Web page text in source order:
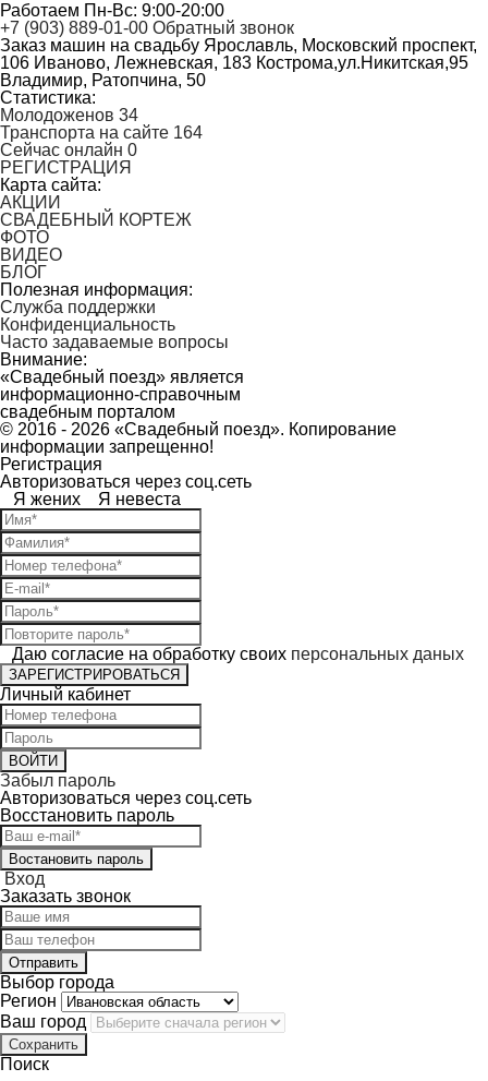
Работаем Пн-Вс: 9:00-20:00
+7 (903) 889-01-00 Обратный звонок
Заказ машин на свадьбу Ярославль, Московский проспект,
106 Иваново, Лежневская, 183 Кострома,ул.Никитская,95
Владимир, Ратопчина, 50
Статистика:
Молодоженов 34
Транспорта на сайте 164
Сейчас онлайн 0
РЕГИСТРАЦИЯ
Карта сайта:
АКЦИИ
СВАДЕБНЫЙ КОРТЕЖ
ФОТО
ВИДЕО
БЛОГ
Полезная информация:
Служба поддержки
Конфиденциальность
Часто задаваемые вопросы
Внимание:
«Свадебный поезд» является
информационно-справочным
свадебным порталом
© 2016 - 2026 «Свадебный поезд». Копирование
информации запрещенно!
Регистрация
Авторизоваться через соц.сеть
Я жених
Я невеста
Даю согласие на обработку своих персональных даных
ЗАРЕГИСТРИРОВАТЬСЯ
Личный кабинет
ВОЙТИ
Забыл пароль
Авторизоваться через соц.сеть
Восcтановить пароль
Востановить пароль
Вход
Заказать звонок
Отправить
Выбор города
Регион
Ваш город
Поиск